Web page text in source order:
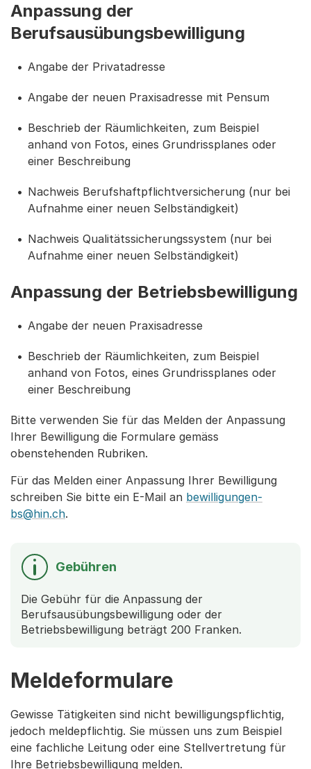
Anpassung der
Berufsausübungsbewilligung
Angabe der Privatadresse
Angabe der neuen Praxisadresse mit Pensum
Beschrieb der Räumlichkeiten, zum Beispiel
anhand von Fotos, eines Grundrissplanes oder
einer Beschreibung
Nachweis Berufshaftpflichtversicherung (nur bei
Aufnahme einer neuen Selbständigkeit)
Nachweis Qualitätssicherungssystem (nur bei
Aufnahme einer neuen Selbständigkeit)
Anpassung der Betriebsbewilligung
Angabe der neuen Praxisadresse
Beschrieb der Räumlichkeiten, zum Beispiel
anhand von Fotos, eines Grundrissplanes oder
einer Beschreibung
Bitte verwenden Sie für das Melden der Anpassung
Ihrer Bewilligung die Formulare gemäss
obenstehenden Rubriken.
Für das Melden einer Anpassung Ihrer Bewilligung
schreiben Sie bitte ein E-Mail an bewilligungen-
bs@hin.ch.
Gebühren
Die Gebühr für die Anpassung der
Berufsausübungsbewilligung oder der
Betriebsbewilligung beträgt 200 Franken.
Meldeformulare
Gewisse Tätigkeiten sind nicht bewilligungspflichtig,
jedoch meldepflichtig. Sie müssen uns zum Beispiel
eine fachliche Leitung oder eine Stellvertretung für
Ihre Betriebsbewilligung melden.